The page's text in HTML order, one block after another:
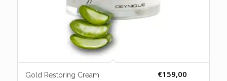
Gold Restoring Cream €159,00